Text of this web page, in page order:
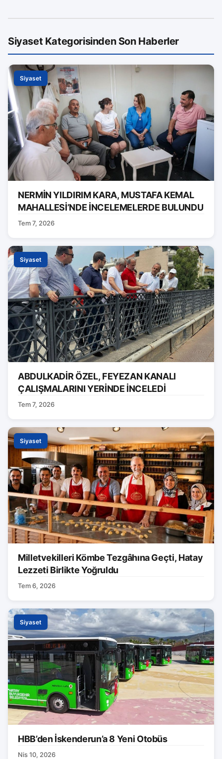
Siyaset Kategorisinden Son Haberler
Siyaset
NERMİN YILDIRIM KARA, MUSTAFA KEMAL
MAHALLESİ’NDE İNCELEMELERDE BULUNDU
Tem 7, 2026
Siyaset
ABDULKADİR ÖZEL, FEYEZAN KANALI
ÇALIŞMALARINI YERİNDE İNCELEDİ
Tem 7, 2026
Siyaset
Milletvekilleri Kömbe Tezgâhına Geçti, Hatay
Lezzeti Birlikte Yoğruldu
Tem 6, 2026
Siyaset
HBB’den İskenderun’a 8 Yeni Otobüs
Nis 10, 2026